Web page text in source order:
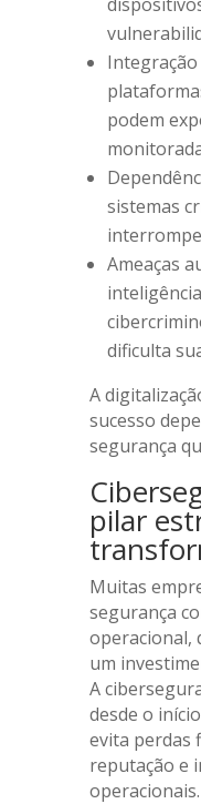
Integração
podem
sistemas
Ameaças
dificulta
A
sucesso
segurança
pilar
Muitas
segurança
operacional,
um
A
desde o
evita perdas
reputação e
operacionais.